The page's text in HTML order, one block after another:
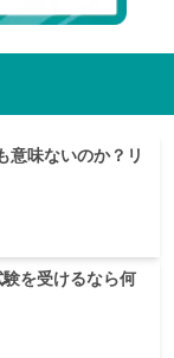
意味ないのか？リ
を受けるなら何